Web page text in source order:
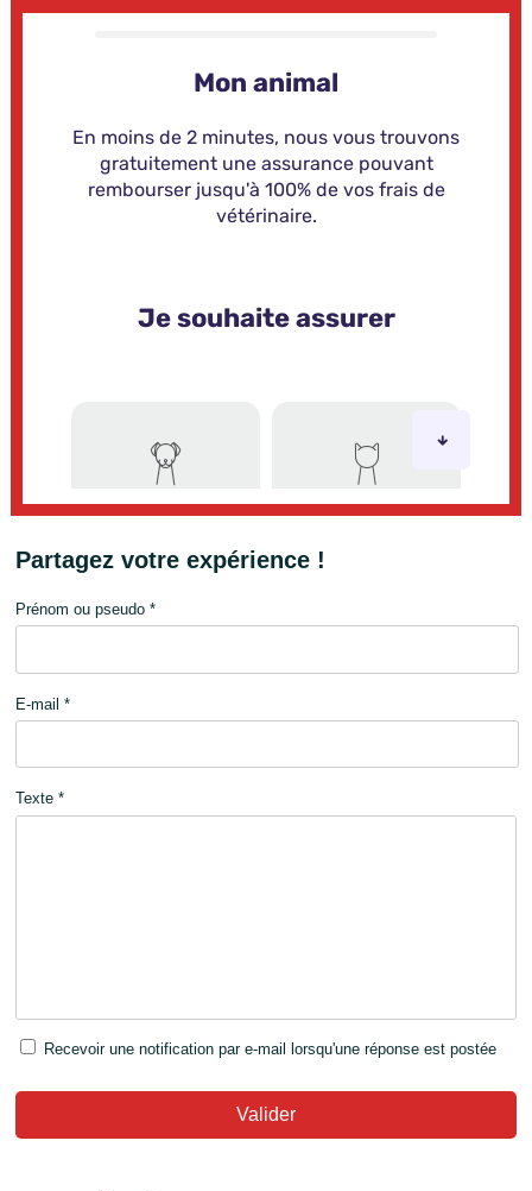
Partagez votre expérience !
Prénom ou pseudo *
E-mail *
Texte *
Recevoir une notification par e-mail lorsqu'une réponse est postée
Valider